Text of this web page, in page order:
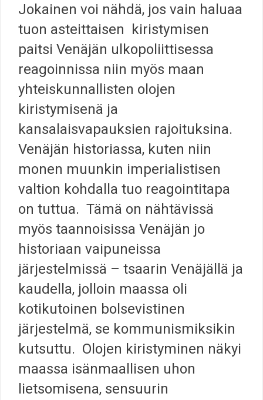
Jokainen voi nähdä, jos vain haluaa
tuon asteittaisen kiristymisen
paitsi Venäjän ulkopoliittisessa
reagoinnissa niin myös maan
yhteiskunnallisten olojen
kiristymisenä ja
kansalaisvapauksien rajoituksina.
Venäjän historiassa, kuten niin
monen muunkin imperialistisen
valtion kohdalla tuo reagointitapa
on tuttua. Tämä on nähtävissä
myös taannoisissa Venäjän jo
historiaan vaipuneissa
järjestelmissä – tsaarin Venäjällä ja
kaudella, jolloin maassa oli
kotikutoinen bolsevistinen
järjestelmä, se kommunismiksikin
kutsuttu. Olojen kiristyminen näkyi
maassa isänmaallisen uhon
lietsomisena, sensuurin